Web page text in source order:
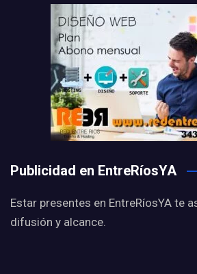
Publicidad en EntreRíosYA
Estar presentes en EntreRíosYA te
difusión y alcance.